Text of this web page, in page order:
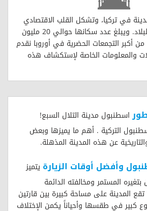
في تركيا، وتشكل القلب الاقتصادي
والثقافي والتاريخي للبلاد. ويبلغ عدد سكانها حوالي 20 مليون
أكبر التجمعات الحضرية في أوروبا نقدم
والمعلومات الخاصة لإستكشاف هذه
اسطنبول مدينة التلال السبع!
التركية . أهم ما يميزها وبعض
عن هذه المدينة المذهلة.
وأفضل أوقات الزيارة يتميز
المستمر ومخالفته الدائمة
تقع المدينة على مساحة كبيرة بين قارتين
كبير في طقسها وأحياناً يكمن الإختلاف